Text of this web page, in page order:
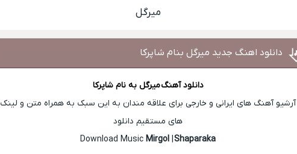
میرگل
دانلود اهنگ جدید میرگل بنام شاپرکا
دانلود آهنگمیرگل به نام شاپرکا
آرشیو آهنگ های ایرانی و خارجی برای علاقه مندان به این سبک به همراه متن و لینک
های مستقیم دانلود
Download Music
Mirgol|Shaparaka